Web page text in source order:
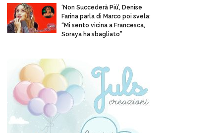
‘Non Succederà Più’, Denise
Farina parla di Marco poi svela:
“Mi sento vicina a Francesca,
Soraya ha sbagliato”